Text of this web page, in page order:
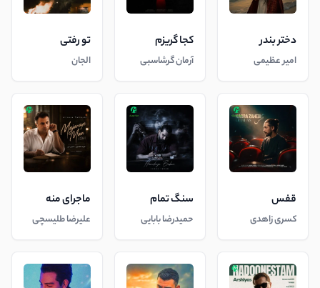
دختر بندر
امیر عظیمی
کجا گریزم
آرمان گرشاسبی
تو رفتی
الجان
قفس
کسری زاهدی
سنگ تمام
حمیدرضا بابایی
ماجرای منه
علیرضا طلیسچی